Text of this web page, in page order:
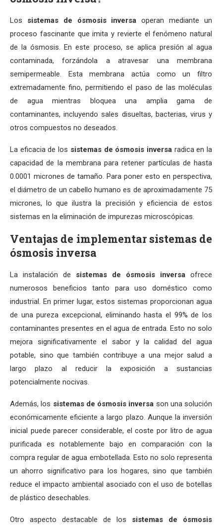
Los sistemas de ósmosis inversa operan mediante un
proceso fascinante que imita y revierte el fenómeno natural
de la ósmosis. En este proceso, se aplica presión al agua
contaminada, forzándola a atravesar una membrana
semipermeable. Esta membrana actúa como un filtro
extremadamente fino, permitiendo el paso de las moléculas
de agua mientras bloquea una amplia gama de
contaminantes, incluyendo sales disueltas, bacterias, virus y
otros compuestos no deseados.
La eficacia de los sistemas de ósmosis inversaradica en la
capacidad de la membrana para retener partículas de hasta
0.0001 micrones de tamaño. Para poner esto en perspectiva,
el diámetro de un cabello humano es de aproximadamente 75
micrones, lo que ilustra la precisión y eficiencia de estos
sistemas en la eliminación de impurezas microscópicas.
Ventajas de implementar sistemas de
ósmosis inversa
La instalación de sistemas de ósmosis inversa ofrece
numerosos beneficios tanto para uso doméstico como
industrial. En primer lugar, estos sistemas proporcionan agua
de una pureza excepcional, eliminando hasta el 99% de los
contaminantes presentes en el agua de entrada. Esto no solo
mejora significativamente el sabor y la calidad del agua
potable, sino que también contribuye a una mejor salud a
largo plazo al reducir la exposición a sustancias
potencialmente nocivas.
Además, los sistemas de ósmosis inversa son una solución
económicamente eficiente a largo plazo. Aunque la inversión
inicial puede parecer considerable, el coste por litro de agua
purificada es notablemente bajo en comparación con la
compra regular de agua embotellada. Esto no solo representa
un ahorro significativo para los hogares, sino que también
reduce el impacto ambiental asociado con el uso de botellas
de plástico desechables.
Otro aspecto destacable de los sistemas de ósmosis